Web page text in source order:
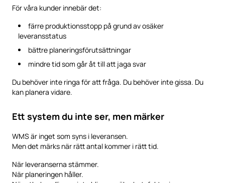
För våra kunder innebär det:
färre produktionsstopp på grund av osäker
leveransstatus
bättre planeringsförutsättningar
mindre tid som går åt till att jaga svar
Du behöver inte ringa för att fråga. Du behöver inte gissa. Du
kan planera vidare.
Ett system du inte ser, men märker
WMS är inget som syns i leveransen.
Men det märks när rätt antal kommer i rätt tid.
När leveranserna stämmer.
När planeringen håller.